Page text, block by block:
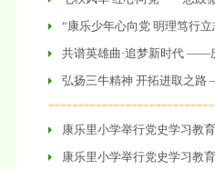
“康乐少年心向党 明理笃行
共谱英雄曲·追梦新时代 ——
弘扬三牛精神 开拓进取之
康乐里小学举行党史学习教
康乐里小学举行党史学习教